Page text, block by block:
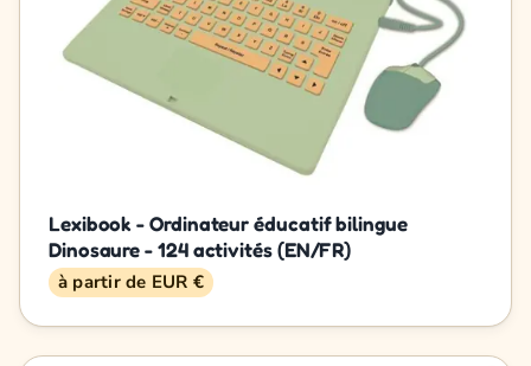
Lexibook - Ordinateur éducatif bilingue
Dinosaure - 124 activités (EN/FR)
à partir de EUR €